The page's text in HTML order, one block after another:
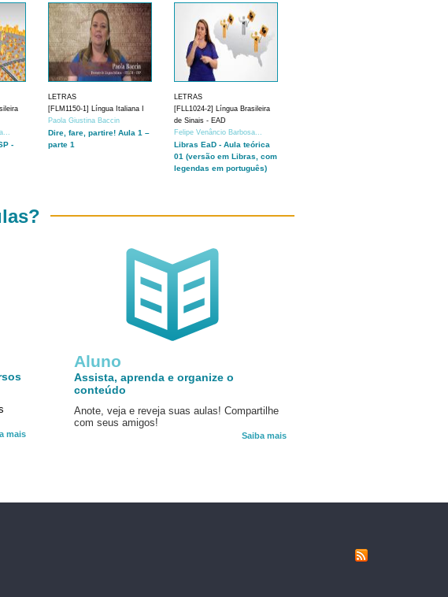
-
LETRAS
[FLM1150-1] Língua Italiana I
Paola Giustina Baccin
Dire, fare, partire! Aula 1 –
parte 1
LETRAS
[FLL1024-2] Língua Brasileira
de Sinais - EAD
Felipe Venâncio Barbosa...
Libras EaD - Aula teórica
01 (versão em Libras, com
legendas em português)
Aluno
Assista, aprenda e organize o
conteúdo
Anote, veja e reveja suas aulas! Compartilhe
com seus amigos!
Saiba mais
mais